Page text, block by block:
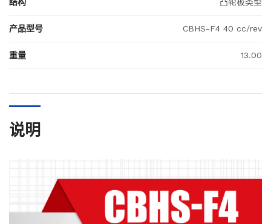
产品型号 CBHS-F4 40 cc/rev
重量 13.00
说明